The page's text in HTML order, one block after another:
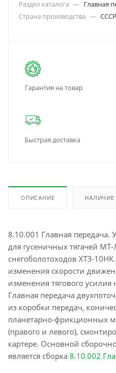
Раздел каталога — Главная
Страна производства — СССР
Гарантия на товар
Быстрая доставка
ОПИСАНИЕ НАЛИЧИЕ
8.10.001 Главная передача.
для гусеничных тягачей
снегоболотоходов ХТЗ-
изменения скорости
изменения тягового усилия
Главная передача
из коробки передач,
планетарно-фрикционных
(правого и левого),
картере. Основной
является сборка 8.10.002